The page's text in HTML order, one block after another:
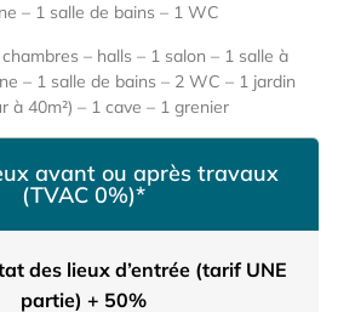
– 1 salle de bains – 1 WC
– halls – 1 salon – 1 salle à
– 1 salle de bains – 2 WC – 1 jardin
à 40m²) – 1 cave – 1 grenier
avant ou après travaux
(TVAC 0%)*
des lieux d’entrée (tarif UNE
partie) + 50%